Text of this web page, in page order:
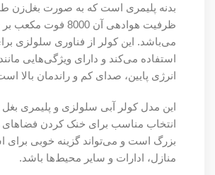
بدنه پلیمری است که به صورت بغل‌زن
می‌باشد. این کولر از فناوری سلولزی
استفاده می‌کند و دارای ویژگی‌هایی
انرژی پایین، صدای کم و راندمان بالا
این مدل کولر آبی سلولزی و پلیمری
انتخاب مناسب برای خنک کردن
بزرگ است و می‌تواند گزینه خوبی برای
منازل، ادارات و سایر محیط‌ها باشد.